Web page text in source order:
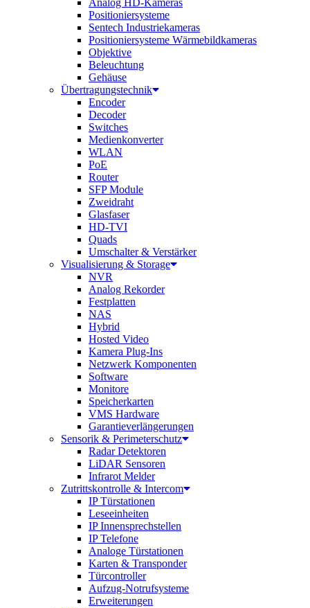
Analog HD-Kameras
Positioniersysteme
Sentech Industriekameras
Positioniersysteme Wärmebildkameras
Objektive
Beleuchtung
Gehäuse
Übertragungstechnik
Encoder
Decoder
Switches
Medienkonverter
WLAN
PoE
Router
SFP Module
Zweidraht
Glasfaser
HD-TVI
Quads
Umschalter & Verstärker
Visualisierung & Storage
NVR
Analog Rekorder
Festplatten
NAS
Hybrid
Hosted Video
Kamera Plug-Ins
Netzwerk Komponenten
Software
Monitore
Speicherkarten
VMS Hardware
Garantieverlängerungen
Sensorik & Perimeterschutz
Radar Detektoren
LiDAR Sensoren
Infrarot Melder
Zutrittskontrolle & Intercom
IP Türstationen
Leseeinheiten
IP Innensprechstellen
IP Telefone
Analoge Türstationen
Karten & Transponder
Türcontroller
Aufzug-Notrufsysteme
Erweiterungen